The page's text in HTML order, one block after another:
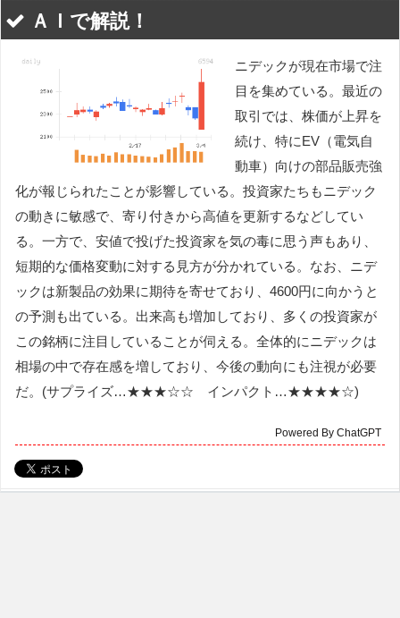
ＡＩで解説！
ニデックが現在市場で注
目を集めている。最近の
取引では、株価が上昇を
続け、特にEV（電気自
動車）向けの部品販売強
化が報じられたことが影響している。投資家たちもニデック
の動きに敏感で、寄り付きから高値を更新するなどしてい
る。一方で、安値で投げた投資家を気の毒に思う声もあり、
短期的な価格変動に対する見方が分かれている。なお、ニデ
ックは新製品の効果に期待を寄せており、4600円に向かうと
の予測も出ている。出来高も増加しており、多くの投資家が
この銘柄に注目していることが伺える。全体的にニデックは
相場の中で存在感を増しており、今後の動向にも注視が必要
だ。(サプライズ…★★★☆☆ インパクト…★★★★☆)
Powered By ChatGPT